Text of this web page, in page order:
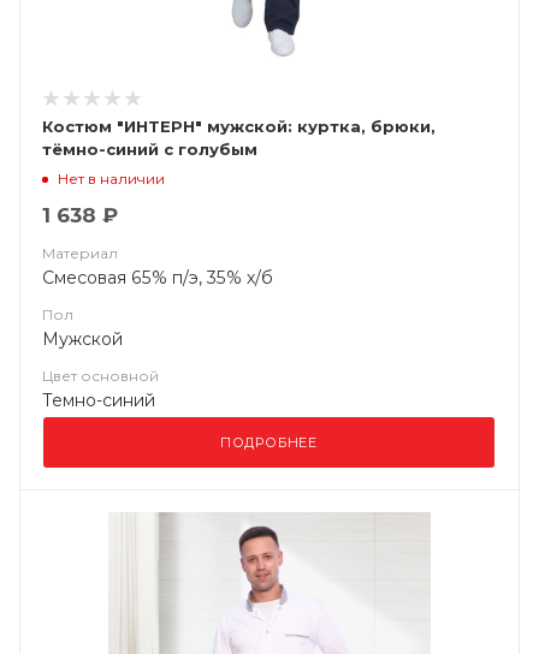
Костюм "ИНТЕРН" мужской: куртка, брюки,
тёмно-синий с голубым
Нет в наличии
1 638 ₽
Материал
Смесовая 65% п/э, 35% х/б
Пол
Мужской
Цвет основной
Темно-синий
ПОДРОБНЕЕ